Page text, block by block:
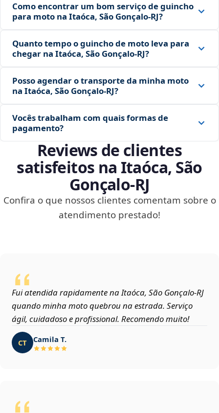
Como encontrar um bom serviço de guincho
para moto na Itaóca, São Gonçalo‑RJ?
Quanto tempo o guincho de moto leva para
chegar na Itaóca, São Gonçalo‑RJ?
Posso agendar o transporte da minha moto
na Itaóca, São Gonçalo‑RJ?
Vocês trabalham com quais formas de
pagamento?
Reviews de clientes
satisfeitos na Itaóca, São
Gonçalo‑RJ
Confira o que nossos clientes comentam sobre o
atendimento prestado!
Fui atendida rapidamente na Itaóca, São Gonçalo‑RJ
quando minha moto quebrou na estrada. Serviço
ágil, cuidadoso e profissional. Recomendo muito!
CT Camila T.